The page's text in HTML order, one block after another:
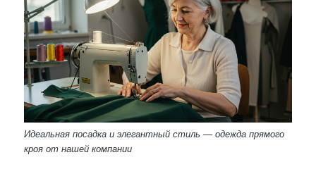
Идеальная посадка и элегантный стиль — одежда прямого
кроя от нашей компании